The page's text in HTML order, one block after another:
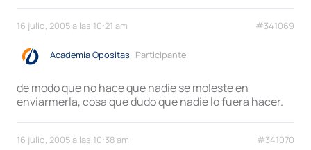
16 julio, 2005 a las 10:21 am #341069
Academia Opositas Participante
de modo que no hace que nadie se moleste en
enviarmerla, cosa que dudo que nadie lo fuera hacer.
16 julio, 2005 a las 10:38 am #341070